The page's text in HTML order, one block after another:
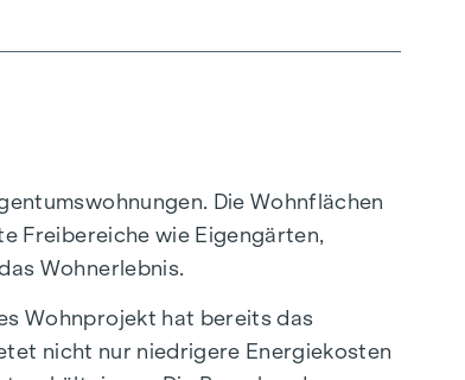
Die Wohnflächen
Freibereiche wie Eigengärten,
Wohnerlebnis.
Wohnprojekt hat bereits das
nicht nur niedrigere Energiekosten